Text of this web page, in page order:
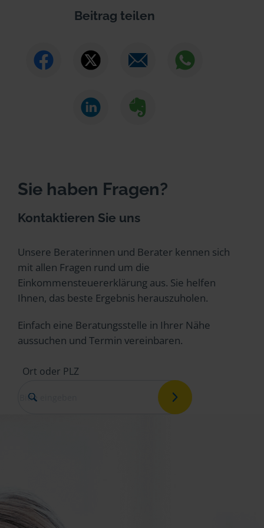
Beitrag teilen
Sie haben Fragen?
Kontaktieren Sie uns
Unsere Beraterinnen und Berater kennen sich
mit allen Fragen rund um die
Einkommensteuererklärung aus. Sie helfen
Ihnen, das beste Ergebnis herauszuholen.
Einfach eine Beratungsstelle in Ihrer Nähe
aussuchen und Termin vereinbaren.
Ort oder PLZ